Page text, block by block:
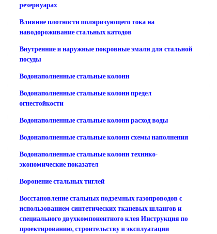
резервуарах
Влияние плотности поляризующего тока на
наводороживание стальных катодов
Внутренние и наружные покровные эмали для стальной
посуды
Водонаполненные стальные колонн
Водонаполненные стальные колонн предел
огнестойкости
Водонаполненные стальные колонн расход воды
Водонаполненные стальные колонн схемы наполнения
Водонаполненные стальные колонн технико-
экономические показател
Воронение стальных тиглей
Восстановление стальных подземных газопроводов с
использованием синтетических тканевых шлангов и
специального двухкомпонентного клея Инструкция по
проектированию, строительству и эксплуатации